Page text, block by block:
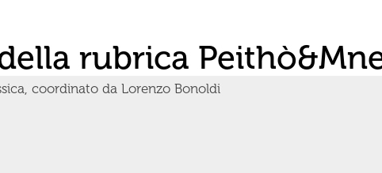
rubrica
coordinato da Lorenzo Bonoldi